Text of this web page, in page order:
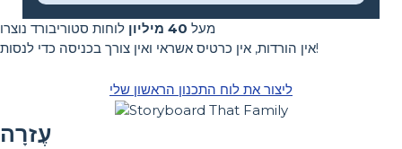
מעל 40 מיליון
לוחות סטוריבורד נוצרו
אין הורדות, אין כרטיס אשראי ואין צורך בכניסה כדי לנסות!
ליצור את לוח התכנון הראשון שלי
עֶזרָה